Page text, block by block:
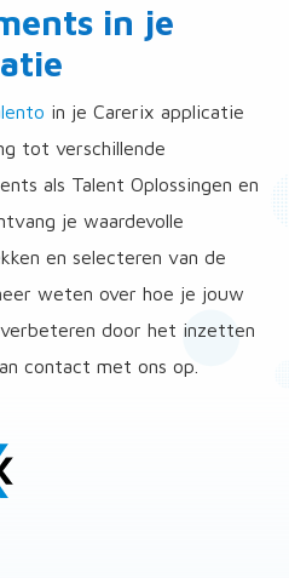
in je
in je Carerix applicatie
tot verschillende
als Talent Oplossingen en
je waardevolle
en selecteren van de
weten over hoe je jouw
door het inzetten
contact met ons op.